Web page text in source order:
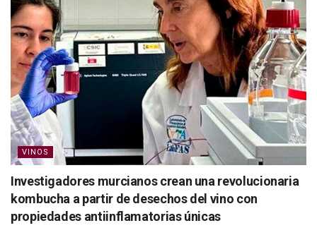
VINOS
Investigadores murcianos crean una revolucionaria
kombucha a partir de desechos del vino con
propiedades antiinflamatorias únicas